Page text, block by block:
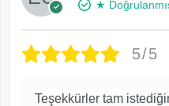
★
5/5
Teşekkürler tam